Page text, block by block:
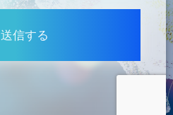
送信する